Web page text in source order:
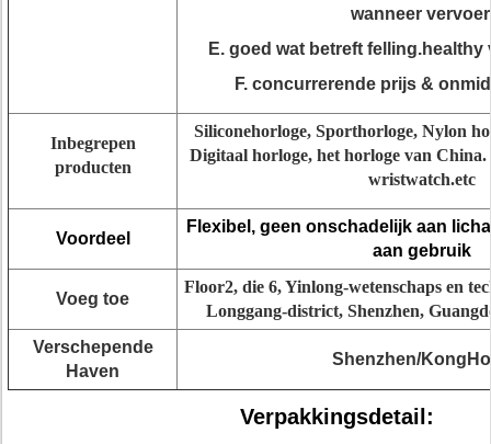
wanneer
E. goed wat betreft
F. concurrerende prijs &
Inbegrepen
producten
Siliconehorloge, Sporthorloge, Nylon
Digitaal horloge, het horloge van
wristwatch.etc
Voordeel
Flexibel, geen onschadelijk aan
aan gebruik
Voeg toe
Floor2, die 6, Yinlong-wetenschaps en
Longgang-district, Shenzhen,
Verschepende
Haven
Shenzhen/
Verpakkingsdetail: